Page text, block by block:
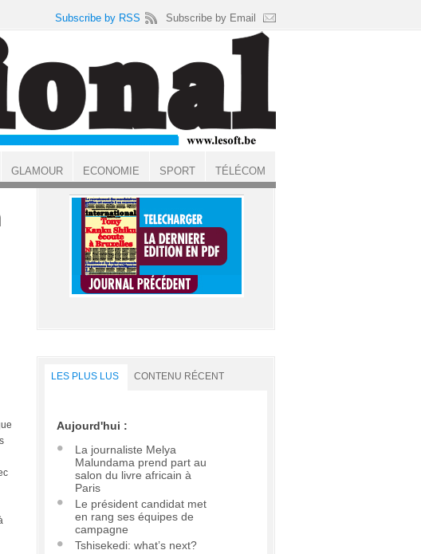
LES PLUS LUS CONTENU RÉCENT
Aujourd'hui :
La journaliste Melya
Malundama prend part au
salon du livre africain à
Paris
Le président candidat met
en rang ses équipes de
campagne
Tshisekedi: what’s next?
Subscribe by RSS Subscribe by Email
GLAMOUR ECONOMIE SPORT TÉLÉCOM